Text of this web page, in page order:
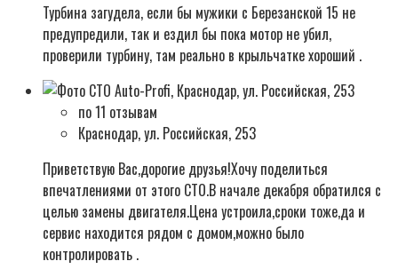
Турбина загудела, если бы мужики с Березанской 15 не
предупредили, так и ездил бы пока мотор не убил,
проверили турбину, там реально в крыльчатке хороший .
по 11 отзывам
Краснодар, ул. Российская, 253
Приветствую Вас,дорогие друзья!Хочу поделиться
впечатлениями от этого СТО.В начале декабря обратился с
целью замены двигателя.Цена устроила,сроки тоже,да и
сервис находится рядом с домом,можно было
контролировать .